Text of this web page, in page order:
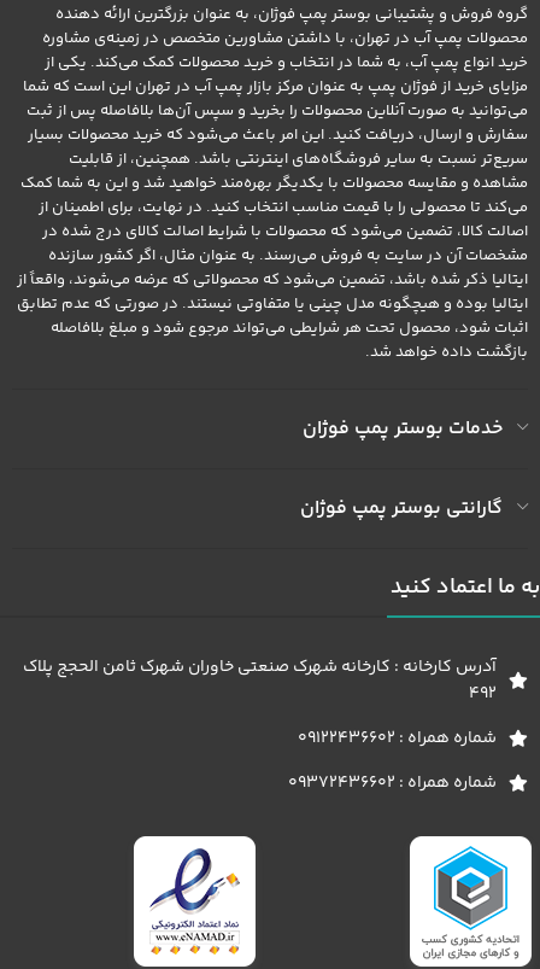
گروه فروش و پشتیبانی بوستر پمپ فوژان، به عنوان بزرگترین ارائه دهنده
محصولات پمپ آب در تهران، با داشتن مشاورین متخصص در زمینه‌ی مشاوره
خرید انواع پمپ آب، به شما در انتخاب و خرید محصولات کمک می‌کند. یکی از
مزایای خرید از فوژان پمپ به عنوان مرکز بازار پمپ آب در تهران این است که شما
می‌توانید به صورت آنلاین محصولات را بخرید و سپس آن‌ها بلافاصله پس از ثبت
سفارش و ارسال، دریافت کنید. این امر باعث می‌شود که خرید محصولات بسیار
سریع‌تر نسبت به سایر فروشگاه‌های اینترنتی باشد. همچنین، از قابلیت
مشاهده و مقایسه محصولات با یکدیگر بهره‌مند خواهید شد و این به شما کمک
می‌کند تا محصولی را با قیمت مناسب انتخاب کنید. در نهایت، برای اطمینان از
اصالت کالا، تضمین می‌شود که محصولات با شرایط اصالت کالای درج شده در
مشخصات آن در سایت به فروش می‌رسند. به عنوان مثال، اگر کشور سازنده
ایتالیا ذکر شده باشد، تضمین می‌شود که محصولاتی که عرضه می‌شوند، واقعاً از
ایتالیا بوده و هیچگونه مدل چینی یا متفاوتی نیستند. در صورتی که عدم تطابق
اثبات شود، محصول تحت هر شرایطی می‌تواند مرجوع شود و مبلغ بلافاصله
بازگشت داده خواهد شد.
خدمات بوستر پمپ فوژان
گارانتی بوستر پمپ فوژان
به ما اعتماد کنید
آدرس کارخانه : کارخانه شهرک صنعتی خاوران شهرک ثامن الحجج پلاک
492
شماره همراه : 09122436602
شماره همراه : 09372436602